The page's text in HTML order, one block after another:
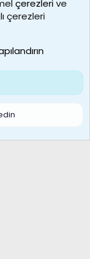
çerezlerive
çerezleri